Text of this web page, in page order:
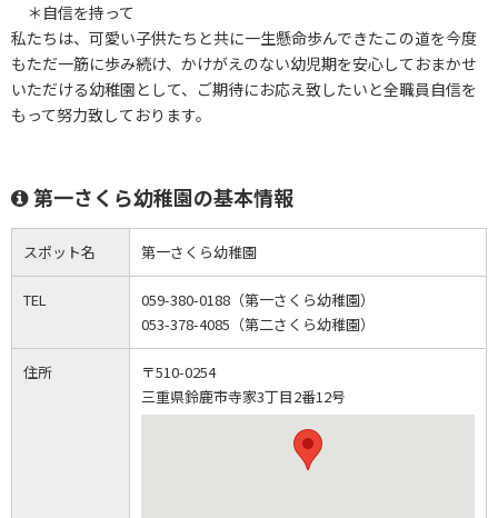
＊自信を持って
私たちは、可愛い子供たちと共に一生懸命歩んできたこの道を今度
もただ一筋に歩み続け、かけがえのない幼児期を安心しておまかせ
いただける幼稚園として、ご期待にお応え致したいと全職員自信を
もって努力致しております。
第一さくら幼稚園の基本情報
スポット名 第一さくら幼稚園
TEL
059-380-0188（第一さくら幼稚園）
053-378-4085（第二さくら幼稚園）
住所
〒510-0254
三重県鈴鹿市寺家3丁目2番12号